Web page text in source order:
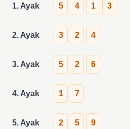
1. Ayak 5 4 1 3
2. Ayak 3 2 4
3. Ayak 5 2 6
4. Ayak 1 7
5. Ayak 2 5 9